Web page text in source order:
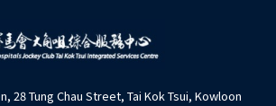
28 Tung Chau Street, Tai Kok Tsui, Kowloon